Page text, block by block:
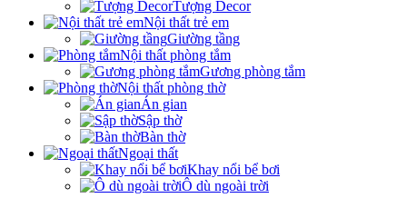
Tượng Decor
Nội thất trẻ em
Giường tầng
Nội thất phòng tắm
Gương phòng tắm
Nội thất phòng thờ
Án gian
Sập thờ
Bàn thờ
Ngoại thất
Khay nổi bể bơi
Ô dù ngoài trời